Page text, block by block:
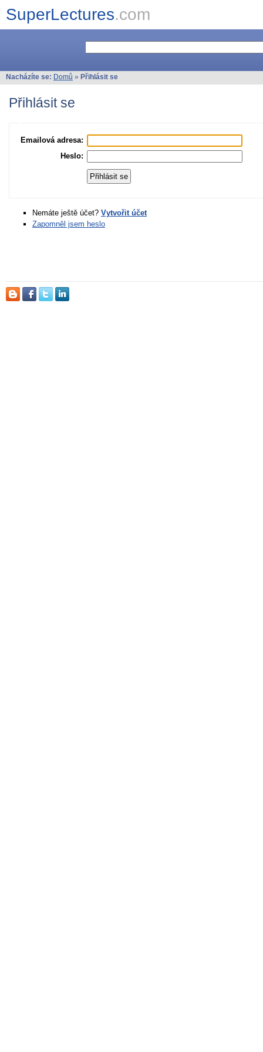
SuperLectures.com
Nacházíte se: Domů » Přihlásit se
Přihlásit se
Emailová adresa:
Heslo:
Nemáte ještě účet? Vytvořit účet
Zapomněl jsem heslo